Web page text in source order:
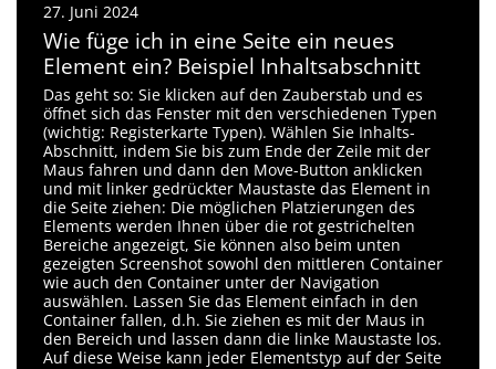
27. Juni 2024
Wie füge ich in eine Seite ein neues
Element ein? Beispiel Inhaltsabschnitt
Das geht so: Sie klicken auf den Zauberstab und es
öffnet sich das Fenster mit den verschiedenen Typen
(wichtig: Registerkarte Typen). Wählen Sie Inhalts-
Abschnitt, indem Sie bis zum Ende der Zeile mit der
Maus fahren und dann den Move-Button anklicken
und mit linker gedrückter Maustaste das Element in
die Seite ziehen: Die möglichen Platzierungen des
Elements werden Ihnen über die rot gestrichelten
Bereiche angezeigt, Sie können also beim unten
gezeigten Screenshot sowohl den mittleren Container
wie auch den Container unter der Navigation
auswählen. Lassen Sie das Element einfach in den
Container fallen, d.h. Sie ziehen es mit der Maus in
den Bereich und lassen dann die linke Maustaste los.
Auf diese Weise kann jeder Elementstyp auf der Seite